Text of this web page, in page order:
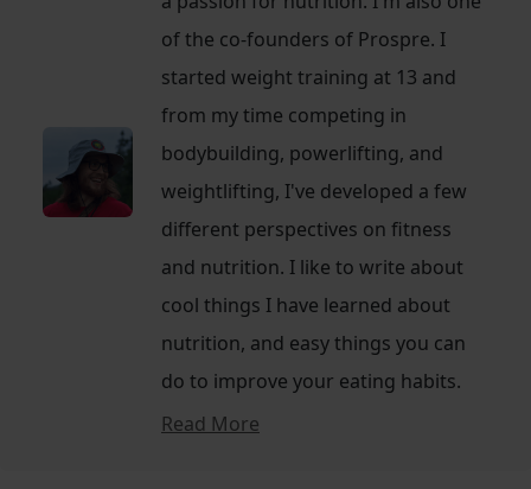
of the co-founders of Prospre. I
started weight training at 13 and
from my time competing in
bodybuilding, powerlifting, and
weightlifting, I've developed a few
different perspectives on fitness
and nutrition. I like to write about
cool things I have learned about
nutrition, and easy things you can
do to improve your eating habits.
Read More